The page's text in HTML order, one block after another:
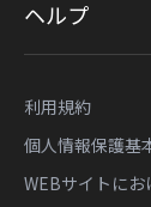
ヘルプ
利用規約
個人情報保護基
WEBサイトに